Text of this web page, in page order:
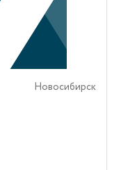
Новосибирск